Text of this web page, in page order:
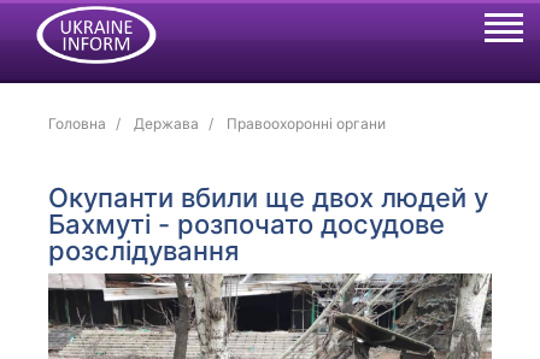
Головна Держава Правоохоронні органи
Окупанти вбили ще двох людей у
Бахмуті - розпочато досудове
розслідування